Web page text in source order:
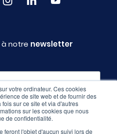
votre ordinateur. Ces cookies
de site web et de fournir des
sur ce site et via d'autres
sur les cookies que nous
de confidentialité.
feront l'objet d'aucun suivi lors de
à notre newsletter